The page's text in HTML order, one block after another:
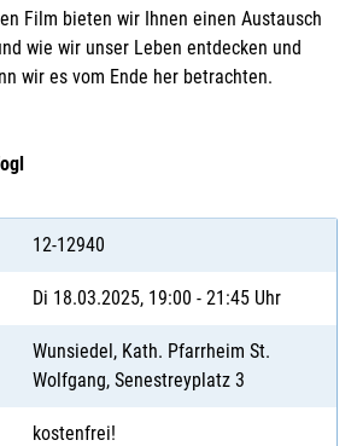
Film bieten wir Ihnen einen Austausch
wie wir unser Leben entdecken und
wir es vom Ende her betrachten.
12-12940
Di 18.03.2025, 19:00 - 21:45 Uhr
Wunsiedel, Kath. Pfarrheim St.
Wolfgang, Senestreyplatz 3
kostenfrei!